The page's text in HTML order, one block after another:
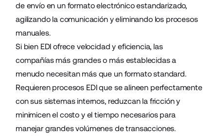
de envío en un formato electrónico estandarizado,
agilizando la comunicación y eliminando los procesos
manuales.
Si bien EDI ofrece velocidad y eficiencia, las
compañías más grandes o más establecidas a
menudo necesitan más que un formato standard.
Requieren procesos EDI que se alineen perfectamente
con sus sistemas internos, reduzcan la fricción y
minimicen el costo y el tiempo necesarios para
manejar grandes volúmenes de transacciones.